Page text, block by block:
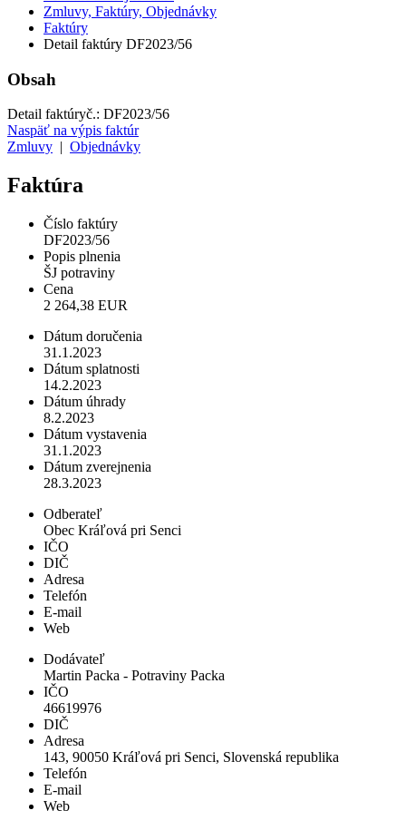
Zmluvy, Faktúry, Objednávky
Faktúry
Detail faktúry DF2023/56
Obsah
Detail faktúryč.: DF2023/56
Naspäť na výpis faktúr
Zmluvy
Objednávky
Faktúra
Číslo faktúry
DF2023/56
Popis plnenia
ŠJ potraviny
Cena
2 264,38 EUR
Dátum doručenia
31.1.2023
Dátum splatnosti
14.2.2023
Dátum úhrady
8.2.2023
Dátum vystavenia
31.1.2023
Dátum zverejnenia
28.3.2023
Odberateľ
Obec Kráľová pri Senci
IČO
DIČ
Adresa
Telefón
E-mail
Web
Dodávateľ
Martin Packa - Potraviny Packa
IČO
46619976
DIČ
Adresa
143, 90050 Kráľová pri Senci, Slovenská republika
Telefón
E-mail
Web